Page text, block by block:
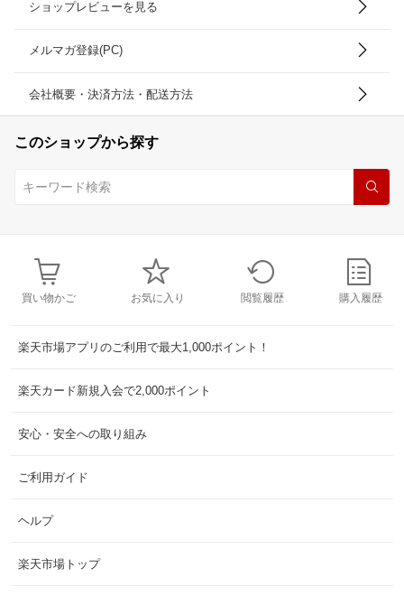
ショップレビューを見る
メルマガ登録(PC)
会社概要・決済方法・配送方法
このショップから探す
買い物かご お気に入り 閲覧履歴 購入履歴
楽天市場アプリのご利用で最大1,000ポイント！
楽天カード新規入会で2,000ポイント
安心・安全への取り組み
ご利用ガイド
ヘルプ
楽天市場トップ